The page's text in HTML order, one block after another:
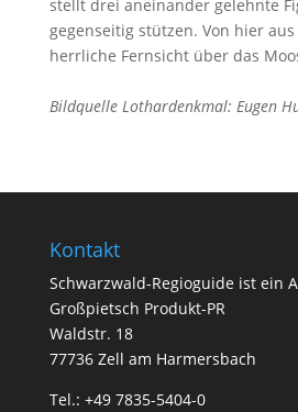
stellt drei aneinander gelehnte
gegenseitig stützen. Von hier
herrliche Fernsicht über das
Bildquelle Lothardenkmal: Eugen
Kontakt
Schwarzwald-Regioguide ist ein
Großpietsch Produkt-PR
Waldstr. 18
77736 Zell am Harmersbach
Tel.: +49 7835-5404-0